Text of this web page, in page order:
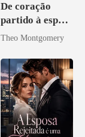
De coração
partido à esposa
de um bilionário
Theo Montgomery